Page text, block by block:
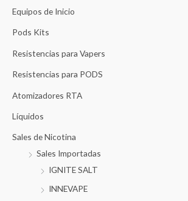
p
:
Equipos de Inicio
Pods Kits
Resistencias para Vapers
Resistencias para PODS
Atomizadores RTA
Líquidos
Sales de Nicotina
Sales Importadas
IGNITE SALT
INNEVAPE
p
: